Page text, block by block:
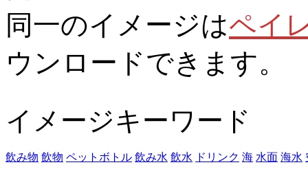
同一のイメージはペイ
ウンロードできます。
イメージキーワード
飲み物 飲物 ペットボトル 飲み水 飲水 ドリンク 海 水面 海水